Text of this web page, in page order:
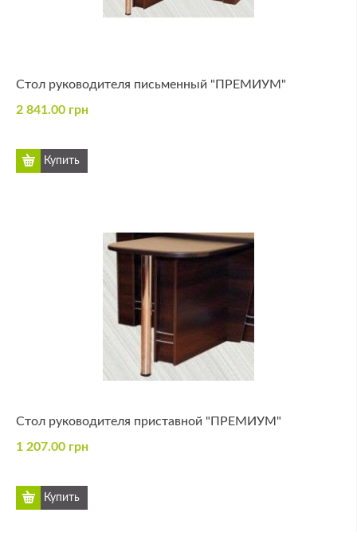
Стол руководителя письменный "ПРЕМИУМ"
2 841.00 грн
Стол руководителя приставной "ПРЕМИУМ"
1 207.00 грн